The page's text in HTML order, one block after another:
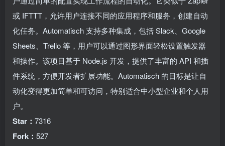
或 IFTTT，允许用户连接不同的应用程序和服务，创建自动
化任务。Automatisch 支持多种集成，包括 Slack、Google
Sheets、Trello 等，用户可以通过图形界面轻松设置触发器
和操作。该项目基于 Node.js 开发，提供了丰富的 API 和插
件系统，方便开发者扩展功能。Automatisch 的目标是让自
动化变得更加简单和可访问，特别适合中小型企业和个人用
户。
Star： 7316
Fork： 527